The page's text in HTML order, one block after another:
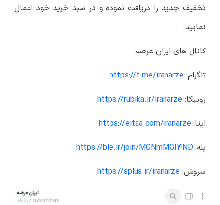
تخفیف جدید را دریافت نموده و در سبد خرید خود اعمال
نمایید.
کانال های ایران عرضه:
تلگرام: https://t.me/iranarze
روبیکا: https://rubika.ir/iranarze
ایتا: https://eitaa.com/iranarze
بله: https://ble.ir/join/MGNmMGI4ND
سروش: https://splus.ir/iranarze